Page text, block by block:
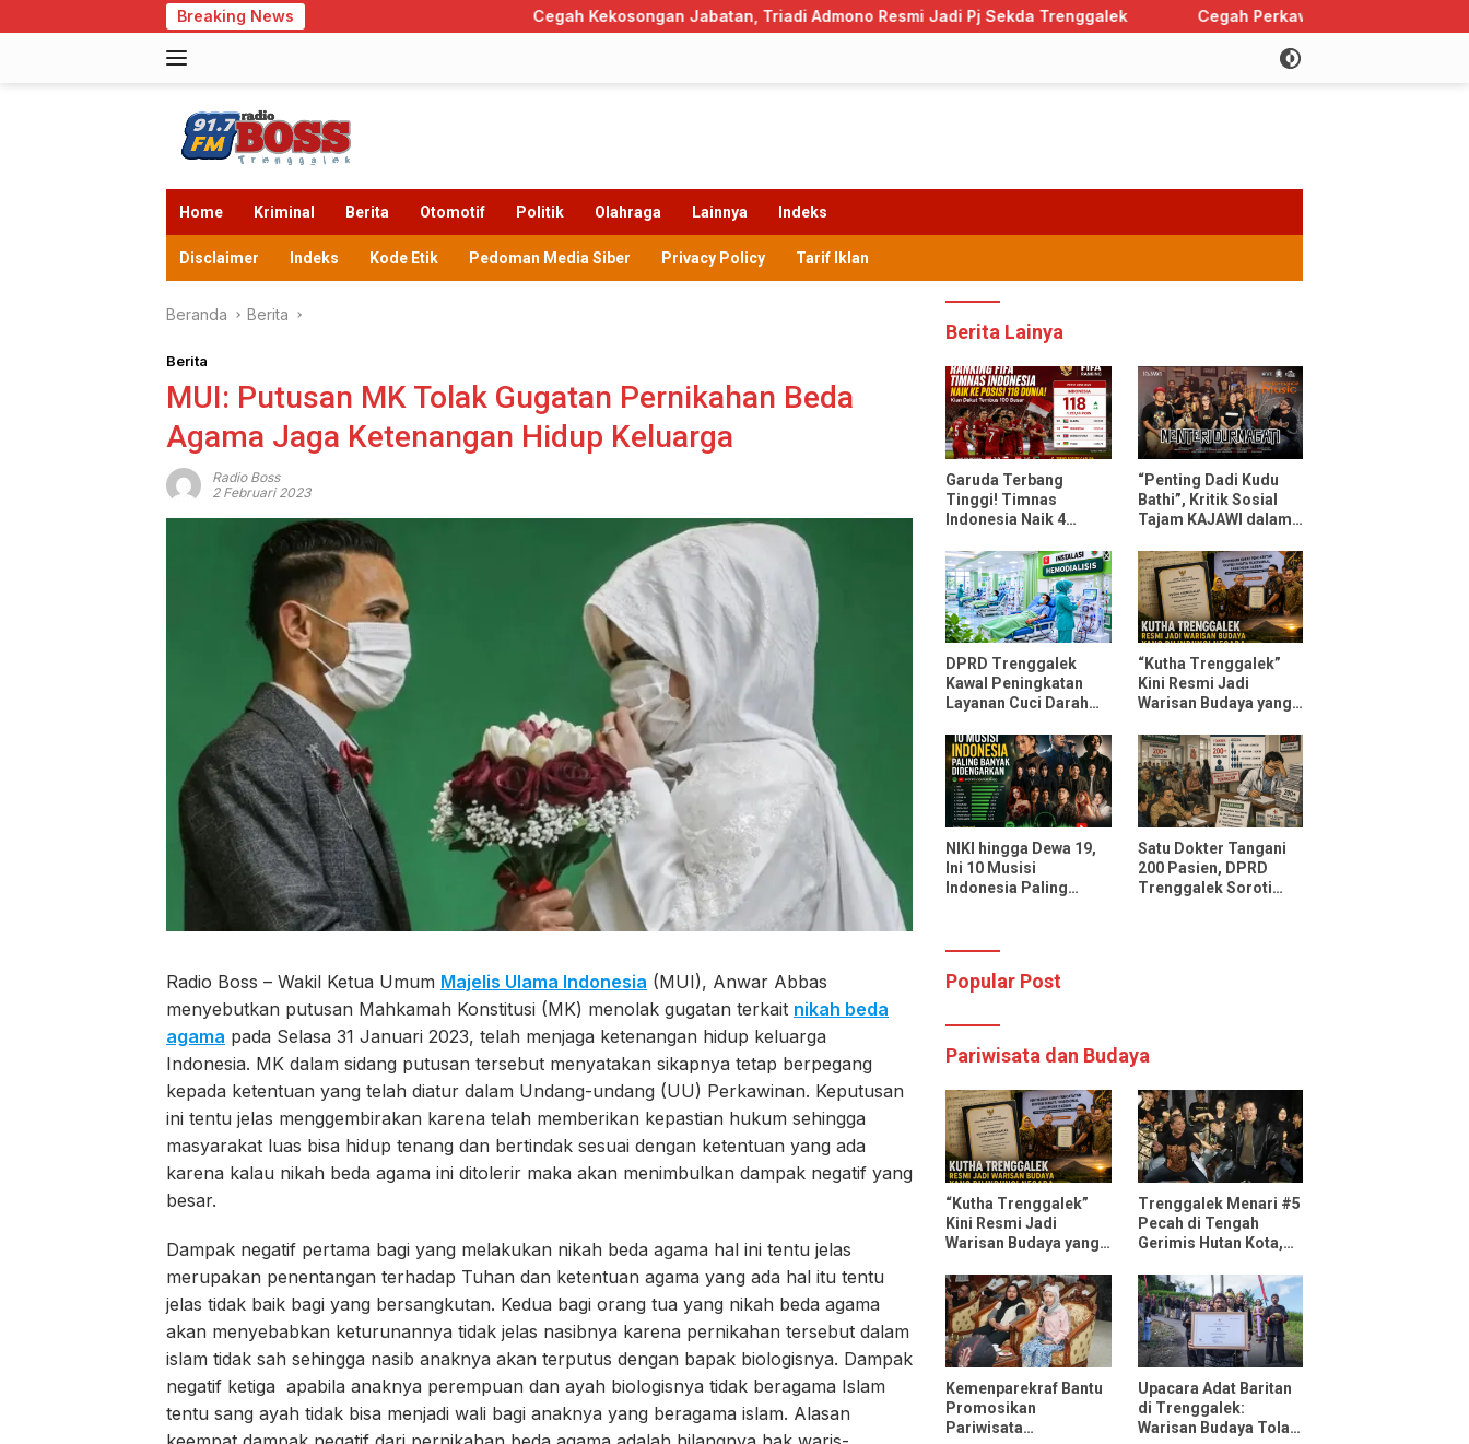
ke
Breaking News Cegah Kekosongan Jabatan, Triadi Admono Resmi Jadi Pj Sekda Trenggalek Cegah Perkawinan Anak, Trenggalek Sabet
Home Kriminal Berita Otomotif Politik Olahraga Lainnya Indeks
Disclaimer Indeks Kode Etik Pedoman Media Siber Privacy Policy Tarif Iklan
Beranda Berita
Berita
MUI: Putusan MK Tolak Gugatan Pernikahan Beda
Agama Jaga Ketenangan Hidup Keluarga
Radio Boss
2 Februari 2023
Radio Boss – Wakil Ketua Umum Majelis Ulama Indonesia (MUI), Anwar Abbas
menyebutkan putusan Mahkamah Konstitusi (MK) menolak gugatan terkait nikah beda
agama pada Selasa 31 Januari 2023, telah menjaga ketenangan hidup keluarga
Indonesia. MK dalam sidang putusan tersebut menyatakan sikapnya tetap berpegang
kepada ketentuan yang telah diatur dalam Undang-undang (UU) Perkawinan. Keputusan
ini tentu jelas menggembirakan karena telah memberikan kepastian hukum sehingga
masyarakat luas bisa hidup tenang dan bertindak sesuai dengan ketentuan yang ada
karena kalau nikah beda agama ini ditolerir maka akan menimbulkan dampak negatif yang
besar.
Dampak negatif pertama bagi yang melakukan nikah beda agama hal ini tentu jelas
merupakan penentangan terhadap Tuhan dan ketentuan agama yang ada hal itu tentu
jelas tidak baik bagi yang bersangkutan. Kedua bagi orang tua yang nikah beda agama
akan menyebabkan keturunannya tidak jelas nasibnya karena pernikahan tersebut dalam
islam tidak sah sehingga nasib anaknya akan terputus dengan bapak biologisnya. Dampak
negatif ketiga apabila anaknya perempuan dan ayah biologisnya tidak beragama Islam
tentu sang ayah tidak bisa menjadi wali bagi anaknya yang beragama islam. Alasan
Berita Lainya
Garuda Terbang
Tinggi! Timnas
Indonesia Naik 4
Kalahkan Oman dan
Mozambik
“Penting Dadi Kudu
Bathi”, Kritik Sosial
Tajam KAJAWI dalam
Durmagati
DPRD Trenggalek
Kawal Peningkatan
Layanan Cuci Darah
Kapasitas Ditarget
Layani 30 Pasien
Sekali Pelayanan
“Kutha Trenggalek”
Kini Resmi Jadi
Warisan Budaya yang
NIKI hingga Dewa 19,
Ini 10 Musisi
Indonesia Paling
YouTube Music
Satu Dokter Tangani
200 Pasien, DPRD
Trenggalek Soroti
Popular Post
Pariwisata dan Budaya
“Kutha Trenggalek”
Kini Resmi Jadi
Warisan Budaya yang
Trenggalek Menari #5
Pecah di Tengah
Gerimis Hutan Kota,
Ngrembaka dan
Nyawiji
Kemenparekraf Bantu
Promosikan
Pariwisata
Upacara Adat Baritan
di Trenggalek:
Warisan Budaya Tolak